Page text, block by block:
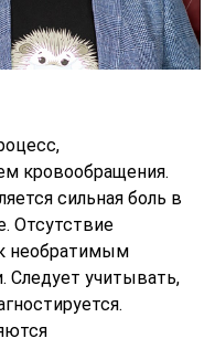
кровообращения.
сильная боль в
Отсутствие
необратимым
учитывать,